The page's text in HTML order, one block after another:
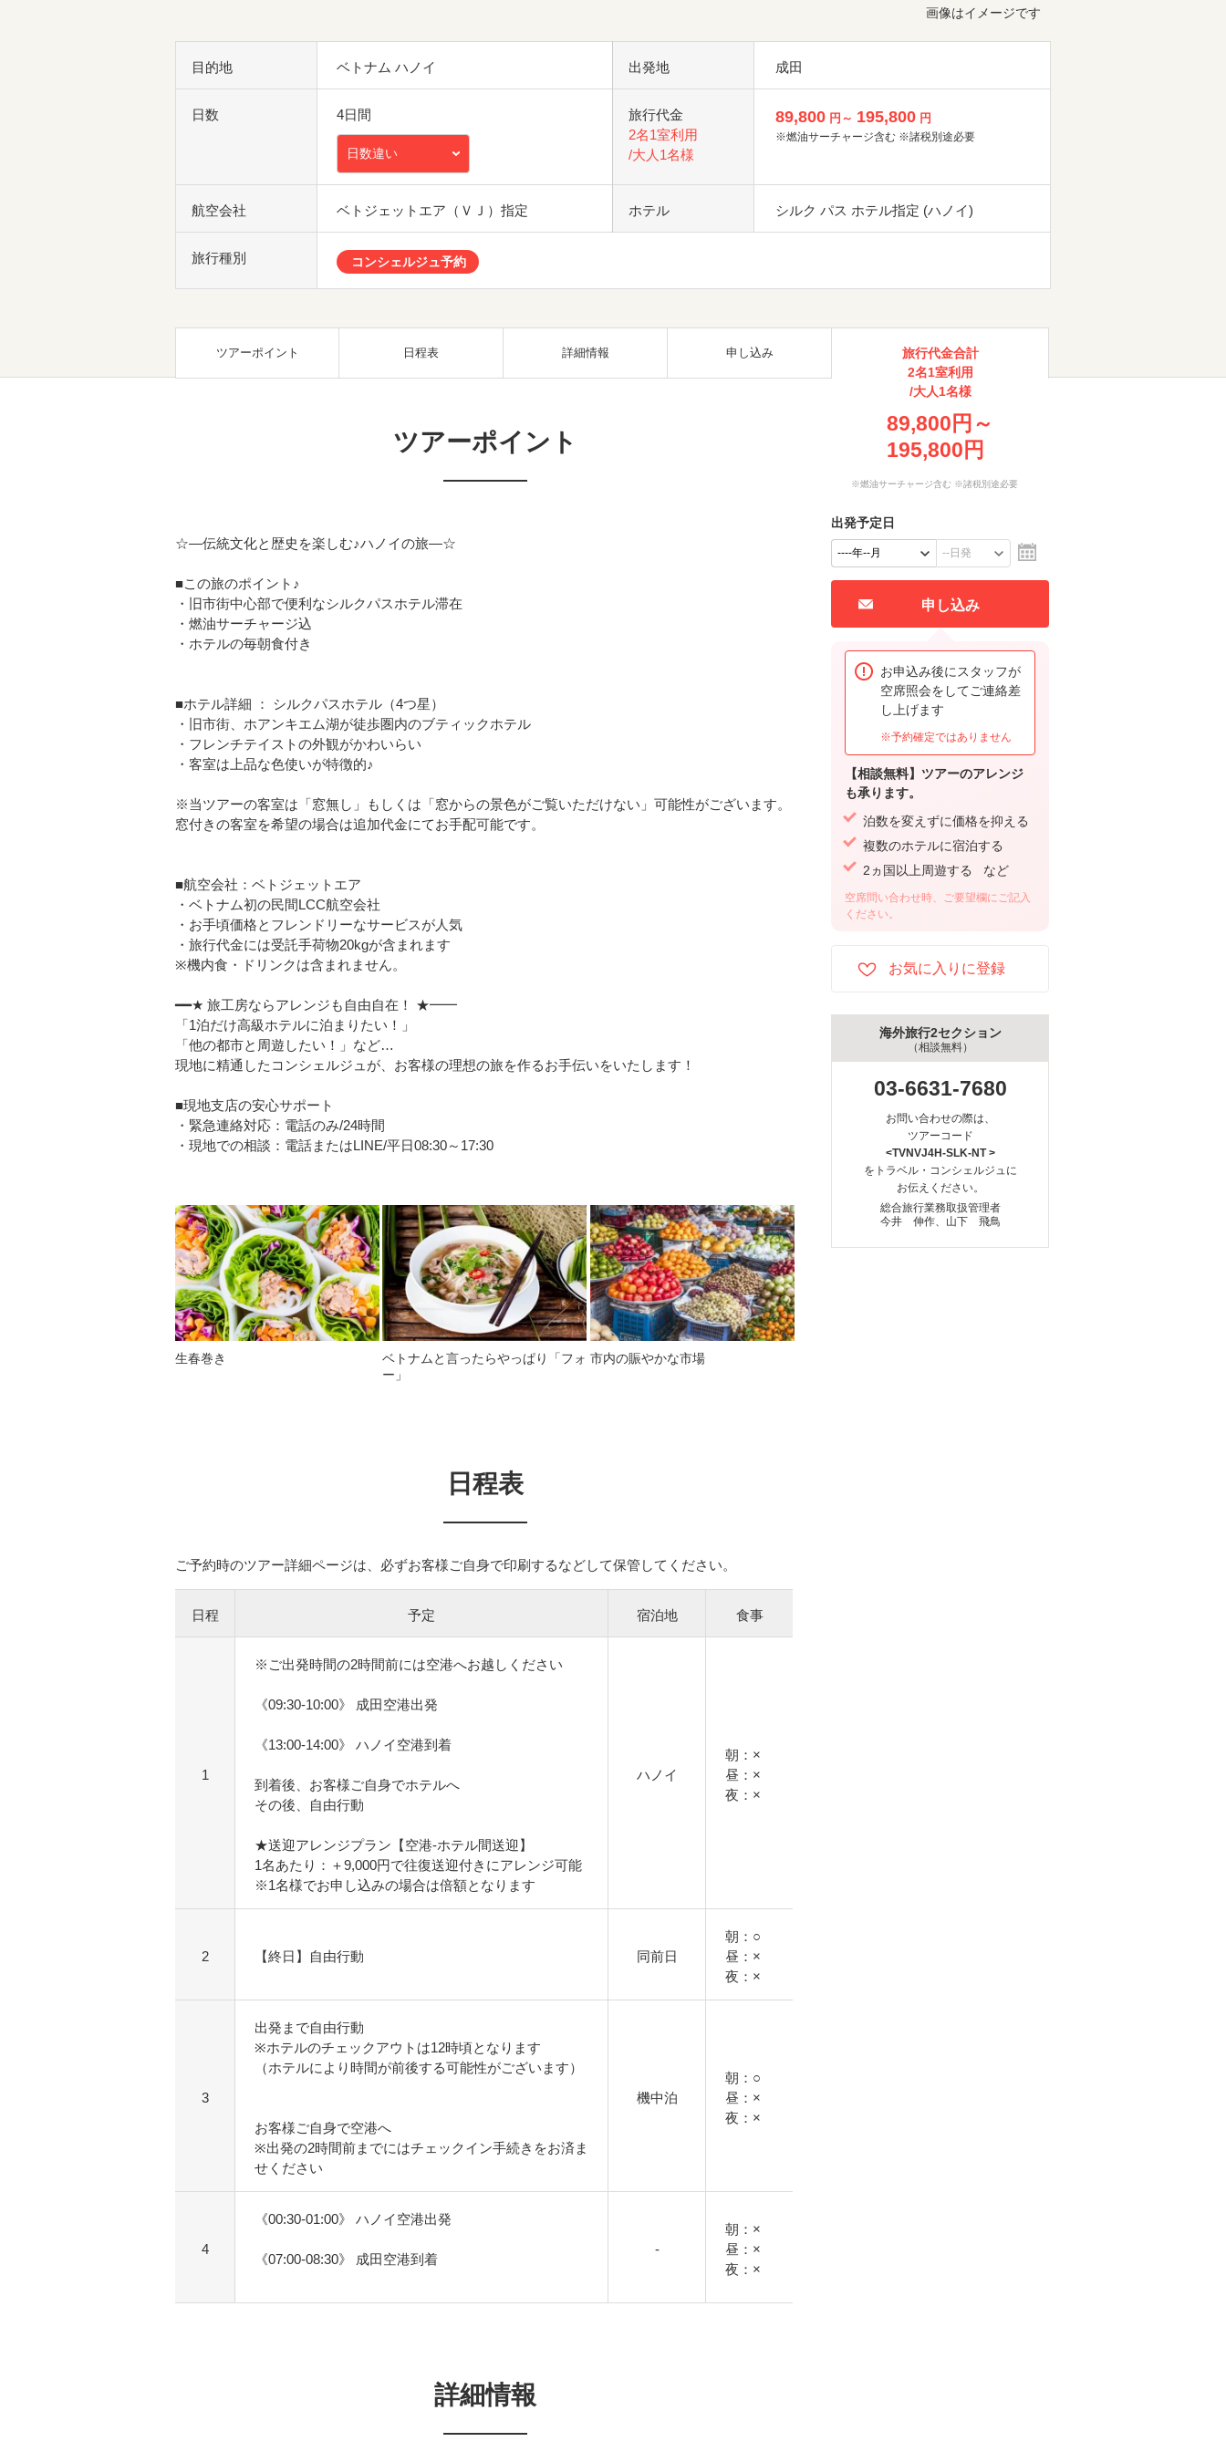
画像はイメージです
目的地 ベトナム ハノイ 出発地 成田
日数 4日間
日数違い
旅行代金
2名1室利用
/大人1名様
89,800 円～ 195,800 円
※燃油サーチャージ含む ※諸税別途必要
航空会社 ベトジェットエア（ＶＪ）指定 ホテル シルク パス ホテル指定 (ハノイ)
旅行種別 コンシェルジュ予約
ツアーポイント 日程表 詳細情報 申し込み
ツアーポイント
☆―伝統文化と歴史を楽しむ♪ハノイの旅―☆
■この旅のポイント♪
・旧市街中心部で便利なシルクパスホテル滞在
・燃油サーチャージ込
・ホテルの毎朝食付き
■ホテル詳細 ： シルクパスホテル（4つ星）
・旧市街、ホアンキエム湖が徒歩圏内のブティックホテル
・フレンチテイストの外観がかわいらい
・客室は上品な色使いが特徴的♪
※当ツアーの客室は「窓無し」もしくは「窓からの景色がご覧いただけない」可能性がございます。
窓付きの客室を希望の場合は追加代金にてお手配可能です。
■航空会社：ベトジェットエア
・ベトナム初の民間LCC航空会社
・お手頃価格とフレンドリーなサービスが人気
・旅行代金には受託手荷物20kgが含まれます
※機内食・ドリンクは含まれません。
━━★ 旅工房ならアレンジも自由自在！ ★━━
「1泊だけ高級ホテルに泊まりたい！」
「他の都市と周遊したい！」など…
現地に精通したコンシェルジュが、お客様の理想の旅を作るお手伝いをいたします！
■現地支店の安心サポート
・緊急連絡対応：電話のみ/24時間
・現地での相談：電話またはLINE/平日08:30～17:30
生春巻き
ベトナムと言ったらやっぱり「フォ
ー」
市内の賑やかな市場
日程表
ご予約時のツアー詳細ページは、必ずお客様ご自身で印刷するなどして保管してください。
日程 予定 宿泊地 食事
1
※ご出発時間の2時間前には空港へお越しください
《09:30-10:00》 成田空港出発
《13:00-14:00》 ハノイ空港到着
到着後、お客様ご自身でホテルへ
その後、自由行動
★送迎アレンジプラン【空港-ホテル間送迎】
1名あたり：＋9,000円で往復送迎付きにアレンジ可能
※1名様でお申し込みの場合は倍額となります
ハノイ
朝：×
昼：×
夜：×
2 【終日】自由行動 同前日
朝：○
昼：×
夜：×
3
出発まで自由行動
※ホテルのチェックアウトは12時頃となります
（ホテルにより時間が前後する可能性がございます）
お客様ご自身で空港へ
※出発の2時間前までにはチェックイン手続きをお済ま
せください
機中泊
朝：○
昼：×
夜：×
4
《00:30-01:00》 ハノイ空港出発
《07:00-08:30》 成田空港到着
-
朝：×
昼：×
夜：×
詳細情報
旅行代金合計
2名1室利用
/大人1名様
89,800円～
195,800円
※燃油サーチャージ含む ※諸税別途必要
出発予定日
申し込み
お申込み後にスタッフが
空席照会をしてご連絡差
し上げます
※予約確定ではありません
【相談無料】ツアーのアレンジ
も承ります。
泊数を変えずに価格を抑える
複数のホテルに宿泊する
2ヵ国以上周遊する など
空席問い合わせ時、ご要望欄にご記入
ください。
海外旅行2セクション
（相談無料）
03-6631-7680
お問い合わせの際は、
ツアーコード
<TVNVJ4H-SLK-NT >
をトラベル・コンシェルジュに
お伝えください。
総合旅行業務取扱管理者
今井 伸作、山下 飛鳥